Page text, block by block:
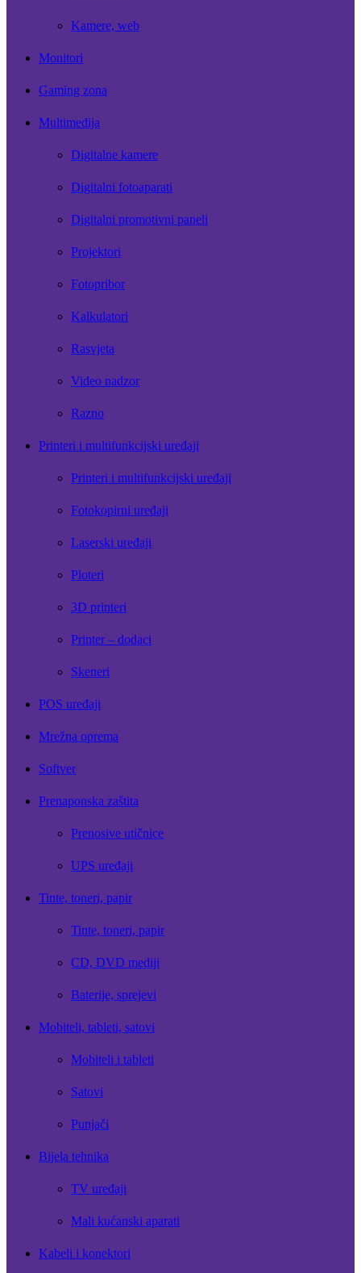
Kamere, web
Monitori
Gaming zona
Multimedija
Digitalne kamere
Digitalni fotoaparati
Digitalni promotivni paneli
Projektori
Fotopribor
Kalkulatori
Rasvjeta
Video nadzor
Razno
Printeri i multifunkcijski uređaji
Printeri i multifunkcijski uređaji
Fotokopirni uređaji
Laserski uređaji
Ploteri
3D printeri
Printer – dodaci
Skeneri
POS uređaji
Mrežna oprema
Softver
Prenaponska zaštita
Prenosive utičnice
UPS uređaji
Tinte, toneri, papir
Tinte, toneri, papir
CD, DVD mediji
Baterije, sprejevi
Mobiteli, tableti, satovi
Mobiteli i tableti
Satovi
Punjači
Bijela tehnika
TV uređaji
Mali kućanski aparati
Kabeli i konektori